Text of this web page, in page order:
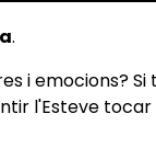
.
i emocions?
l'Esteve tocar